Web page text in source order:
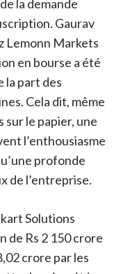
la demande
Gaurav
Lemonn Markets
en bourse a été
la part des
Cela dit, même
le papier, une
l’enthousiasme
profonde
de l’entreprise.
Solutions
de Rs 2 150 crore
crore par les